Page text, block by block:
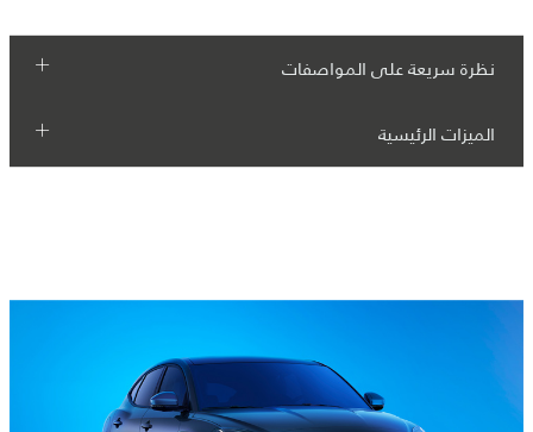
نظرة سريعة على المواصفات
الميزات الرئيسية